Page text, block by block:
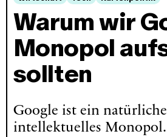
Warum wir
Monopol
sollten
Google ist ein
intellektuelles Monopol.